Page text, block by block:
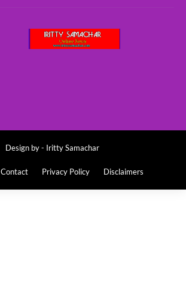
Design by - Iritty Samachar
Contact Privacy Policy Disclaimers